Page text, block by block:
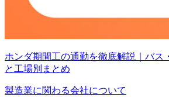
ホンダ期間工の通勤を徹底解説｜バス
と工場別まとめ
製造業に関わる会社について